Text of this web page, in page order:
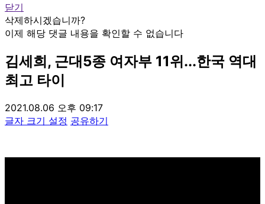
닫기
삭제하시겠습니까?
이제 해당 댓글 내용을 확인할 수 없습니다
김세희, 근대5종 여자부 11위...한국 역대
최고 타이
2021.08.06 오후 09:17
글자 크기 설정 공유하기